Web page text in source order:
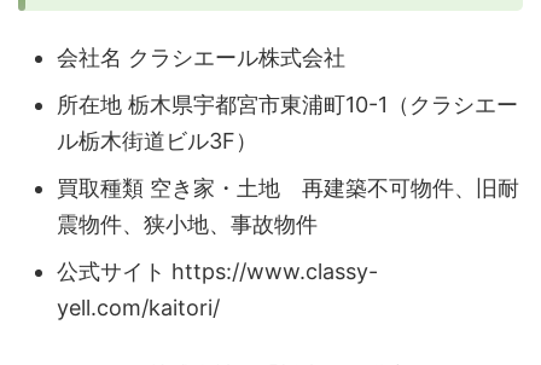
会社名 クラシエール株式会社
所在地 栃木県宇都宮市東浦町10-1（クラシエー
ル栃木街道ビル3F）
買取種類 空き家・土地 再建築不可物件、旧耐
震物件、狭小地、事故物件
公式サイト https://www.classy-
yell.com/kaitori/